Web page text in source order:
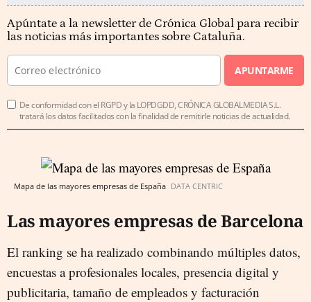
Apúntate a la newsletter de Crónica Global para recibir
las noticias más importantes sobre Cataluña.
APUNTARME
De conformidad con el RGPD y la LOPDGDD, CRÓNICA GLOBALMEDIA S.L.
tratará los datos facilitados con la finalidad de remitirle noticias de actualidad.
Mapa de las mayores empresas de España DATA CENTRIC
Las mayores empresas de Barcelona
El ranking se ha realizado combinando múltiples datos,
encuestas a profesionales locales, presencia digital y
publicitaria, tamaño de empleados y facturación